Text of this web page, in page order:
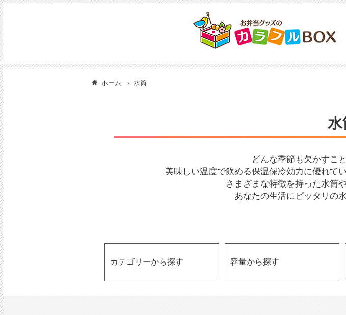
ホーム 水筒
水
どんな季節も欠かすこ
美味しい温度で飲める保温保冷効力に優れて
さまざまな特徴を持った水筒
あなたの生活にピッタリの
カテゴリーから探す 容量から探す